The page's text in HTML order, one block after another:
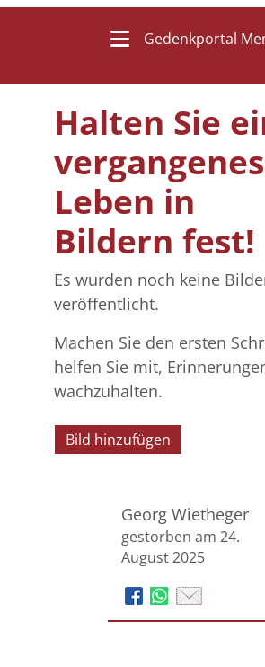
Gedenkportal
Halten Sie
vergangenes
Leben in
Bildern fest!
Es wurden noch keine
veröffentlicht.
Machen Sie den ersten
helfen Sie mit,
wachzuhalten.
Bild hinzufügen
Georg Wietheger
gestorben am 24.
August 2025